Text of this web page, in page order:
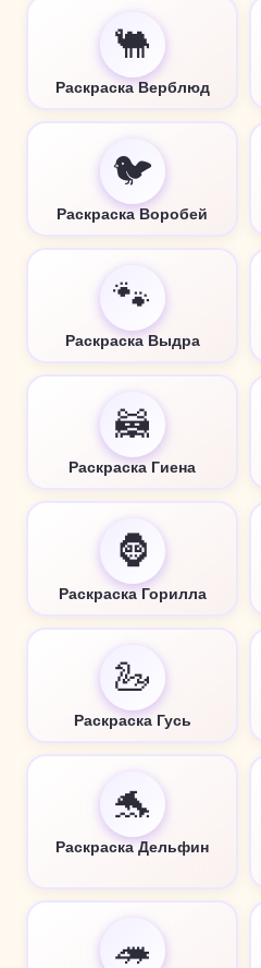
🐫
Раскраска Верблюд
🐦
Раскраска Воробей
🐾
Раскраска Выдра
🦝
Раскраска Гиена
🦍
Раскраска Горилла
🦢
Раскраска Гусь
🐬
Раскраска Дельфин
🦔